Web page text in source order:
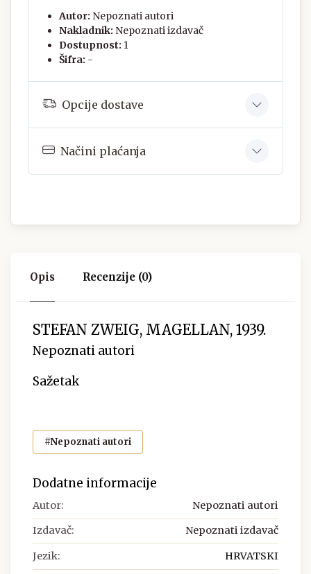
Autor: Nepoznati autori
Nakladnik: Nepoznati izdavač
Dostupnost: 1
Šifra: -
Opcije dostave
Načini plaćanja
Opis Recenzije (0)
STEFAN ZWEIG, MAGELLAN, 1939.
Nepoznati autori
Sažetak
#Nepoznati autori
Dodatne informacije
Autor: Nepoznati autori
Izdavač: Nepoznati izdavač
Jezik: HRVATSKI